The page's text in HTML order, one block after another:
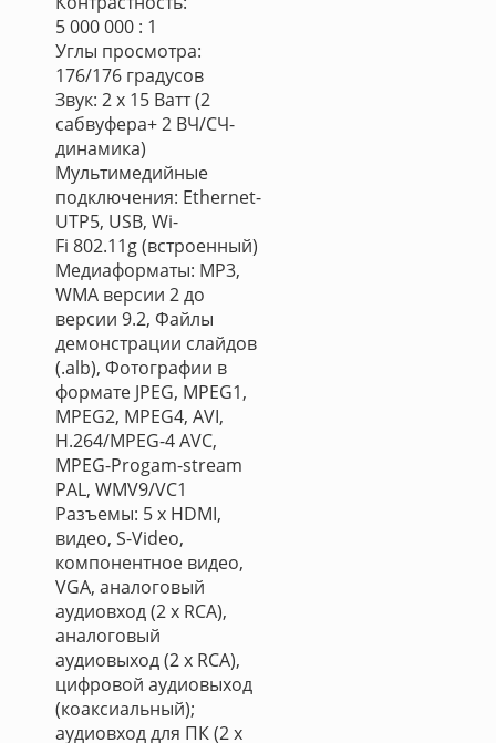
5 000 000 : 1
Углы просмотра:
176/176 градусов
Звук: 2 х 15 Ватт (2
сабвуфера+ 2 ВЧ/СЧ-
динамика)
Мультимедийные
подключения: Ethernet-
UTP5, USB, Wi-
Fi 802.11g (встроенный)
Медиаформаты: MP3,
WMA версии 2 до
версии 9.2, Файлы
демонстрации слайдов
(.alb), Фотографии в
формате JPEG, MPEG1,
MPEG2, MPEG4, AVI,
H.264/MPEG-4 AVC,
MPEG-Progam-stream
PAL, WMV9/VC1
Разъемы: 5 х HDMI,
видео, S-Videо,
компонентное видео,
VGA, аналоговый
аудиовход (2 х RCA),
аналоговый
аудиовыход (2 х RCA),
цифровой аудиовыход
(коаксиальный);
аудиовход для ПК (2 х